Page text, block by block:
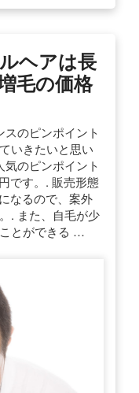
ヘアは長
毛の価格
のピンポイント
いきたいと思い
気のピンポイント
です。. 販売形態
なるので、案外
. また、自毛が少
とができる …